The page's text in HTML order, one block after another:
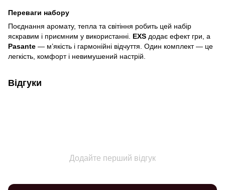
Переваги набору
Поєднання аромату, тепла та світіння робить цей набір
яскравим і приємним у використанні. EXS додає ефект гри, а
Pasante — м’якість і гармонійні відчуття. Один комплект — це
легкість, комфорт і невимушений настрій.
Відгуки
Додайте перший відгук